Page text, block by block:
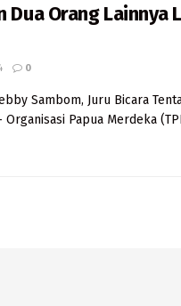
Dua Orang Lainnya
0
Sambom, Juru Bicara
Papua Merdeka